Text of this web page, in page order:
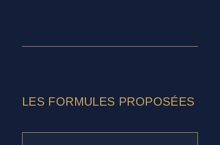
LES FORMULES PROPOSÉES